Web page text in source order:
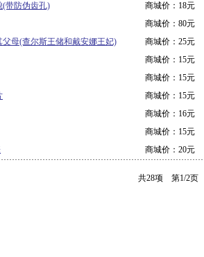
(带防伪齿孔)
商城价：18元
商城价：80元
母(查尔斯王储和戴安娜王妃)
商城价：25元
商城价：15元
商城价：15元
商城价：15元
商城价：16元
商城价：15元
商城价：20元
共28项 第1/2